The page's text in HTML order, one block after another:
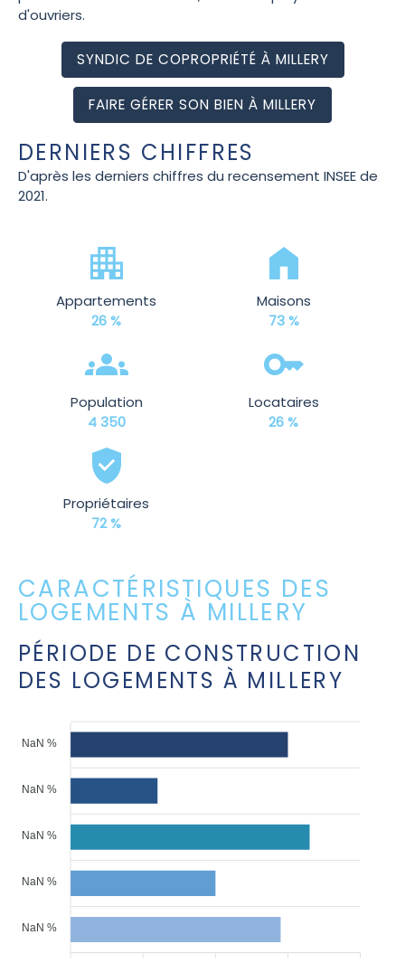
d'ouvriers.
SYNDIC DE COPROPRIÉTÉ À MILLERY
FAIRE GÉRER SON BIEN À MILLERY
DERNIERS CHIFFRES
D'après les derniers chiffres du recensement INSEE de
2021.
Appartements
26 %
Maisons
73 %
Population
4 350
Locataires
26 %
Propriétaires
72 %
CARACTÉRISTIQUES DES
LOGEMENTS À MILLERY
PÉRIODE DE CONSTRUCTION
DES LOGEMENTS À MILLERY
NaN %
NaN %
NaN %
NaN %
NaN %